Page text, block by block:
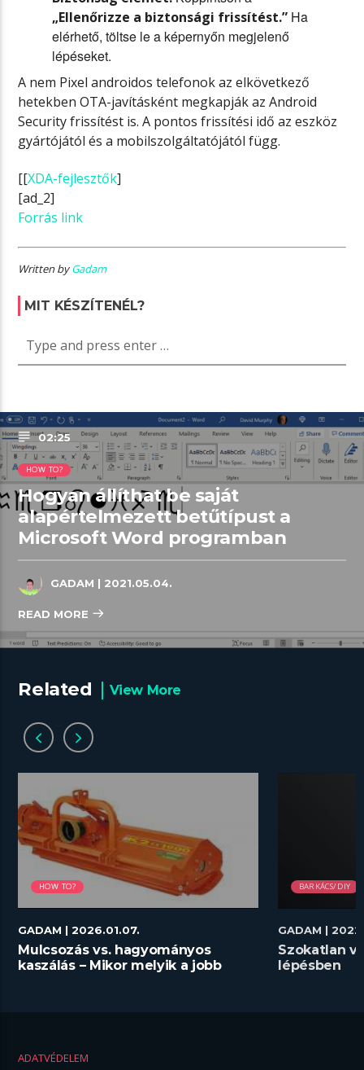
„Ellenőrizze a biztonsági frissítést.” Ha
elérhető, töltse le a képernyőn megjelenő
lépéseket.
A nem Pixel androidos telefonok az elkövetkező
hetekben OTA-javításként megkapják az Android
Security frissítést is. A pontos frissítési idő az eszköz
gyártójától és a mobilszolgáltatójától függ.
[[XDA-fejlesztők]
[ad_2]
Forrás link
Written byGadam
MIT KÉSZÍTENÉL?
02:25
HOW TO?
Hogyan állíthat be saját
alapértelmezett betűtípust a
Microsoft Word programban
GADAM | 2021.05.04.
READ MORE
Related View More
HOW TO?
GADAM | 2026.01.07.
Mulcsozás vs. hagyományos
kaszálás – Mikor melyik a jobb
BARKÁCS/DIY
GADAM |
Szokatlan
lépésben
ADATVÉDELEM